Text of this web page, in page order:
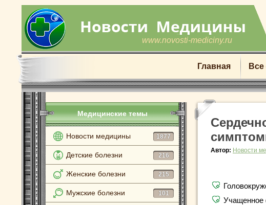
www.novosti-mediciny.ru
Главная Все
Медицинские темы
Новости медицины 1877
Детские болезни 216
Женские болезни 215
Мужские болезни 101
Автор: Новости
Учащенное